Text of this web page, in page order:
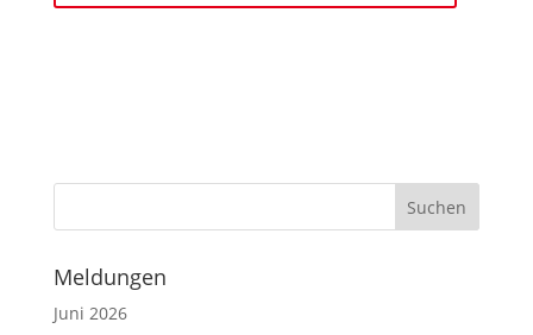
Meldungen
Juni 2026